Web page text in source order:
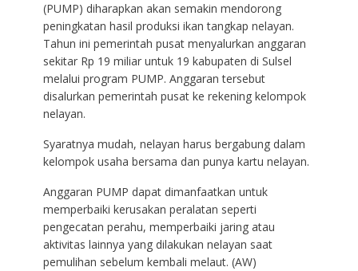
(PUMP) diharapkan akan semakin mendorong
peningkatan hasil produksi ikan tangkap nelayan.
Tahun ini pemerintah pusat menyalurkan anggaran
sekitar Rp 19 miliar untuk 19 kabupaten di Sulsel
melalui program PUMP. Anggaran tersebut
disalurkan pemerintah pusat ke rekening kelompok
nelayan.
Syaratnya mudah, nelayan harus bergabung dalam
kelompok usaha bersama dan punya kartu nelayan.
Anggaran PUMP dapat dimanfaatkan untuk
memperbaiki kerusakan peralatan seperti
pengecatan perahu, memperbaiki jaring atau
aktivitas lainnya yang dilakukan nelayan saat
pemulihan sebelum kembali melaut. (AW)